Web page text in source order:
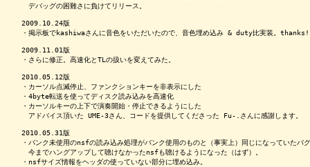
デバッグの困難さに負けてリリース。
2009.10.24版
・掲示板でkashiwaさんに音色をいただいたので、音色埋め込み & duty比実装。thanks!
2009.11.01版
・さらに修正。高速化とTLの扱いを変えてみた。
2010.05.12版
・カーソル点滅停止、ファンクションキーを非表示にした
・4byte転送を使ってディスク読み込みを高速化
・カーソルキーの上下で演奏開始・停止できるようにした
アドバイス頂いた UME-3さん、コードを提供してくださった Fu-.さんに感謝します。
2010.05.31版
・バンク未使用のnsfの読み込み処理がバンク使用のものと（事実上）同じになっていたバ
今までハングアップして聴けなかったnsfも聴けるようになった（はず）。
・nsfサイズ情報をヘッダの使っていない部分に埋め込み。